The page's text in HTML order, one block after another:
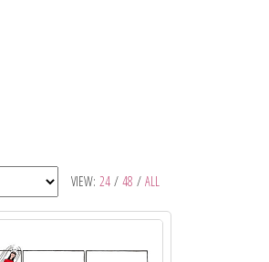
VIEW: 24 / 48 / ALL